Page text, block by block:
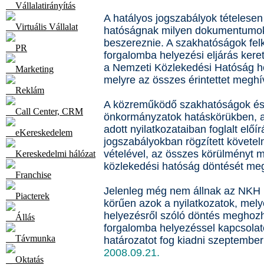
Vállalatirányítás
Virtuális Vállalat
PR
Marketing
Reklám
Call Center, CRM
eKereskedelem
Kereskedelmi hálózat
Franchise
Piacterek
Állás
Távmunka
Oktatás
A hatályos jogszabályok
hatóságnak milyen
beszereznie. A szakhatóságok
forgalomba helyezési eljárás
a Nemzeti Közlekedési Hatóság
melyre az összes érintettet
A közreműködő szakhatóságok
önkormányzatok hatáskörükben,
adott nyilatkozataiban foglalt
jogszabályokban rögzített
vételével, az összes körülményt
közlekedési hatóság döntését
Jelenleg még nem állnak az
körűen azok a nyilatkozatok,
helyezésről szóló döntés
forgalomba helyezéssel
határozatot fog kiadni
2008.09.21.